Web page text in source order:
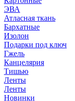
ЭВА
Атласная ткань
Бархатные
Изолон
Подарки под ключ
Гжель
Канцелярия
Тишью
Ленты
Ленты
Новинки